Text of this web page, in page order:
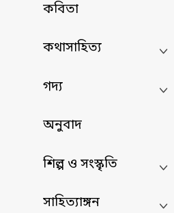
কবিতা
কথাসাহিত্য
গদ্য
অনুবাদ
শিল্প ও সংস্কৃতি
সাহিত্যাঙ্গন